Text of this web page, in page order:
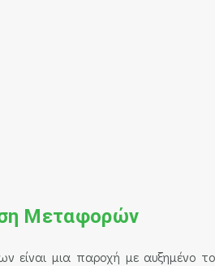
Μεταφορών
είναι μια παροχή με αυξημένο το